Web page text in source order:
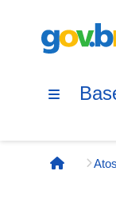
Página